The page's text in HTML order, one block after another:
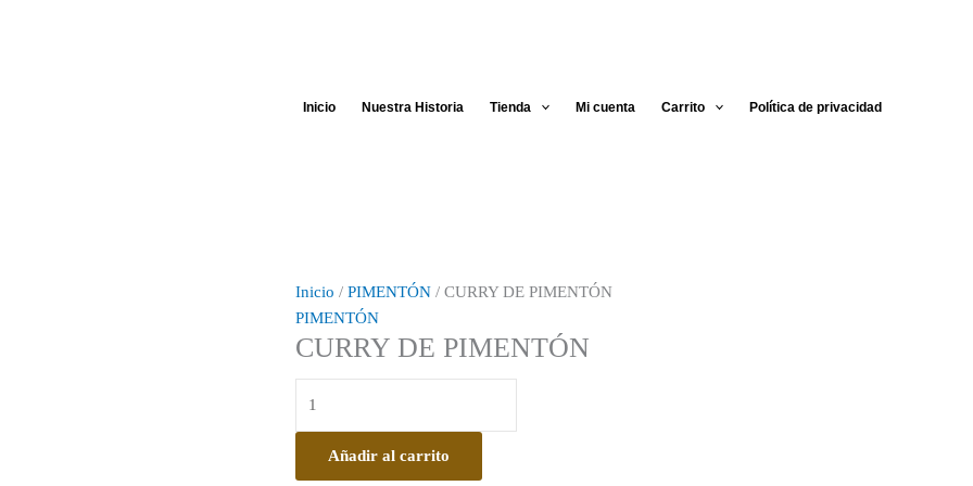
Inicio Nuestra Historia Tienda Mi cuenta Carrito Política de privacidad
Inicio / PIMENTÓN / CURRY DE PIMENTÓN
PIMENTÓN
CURRY DE PIMENTÓN
Añadir al carrito